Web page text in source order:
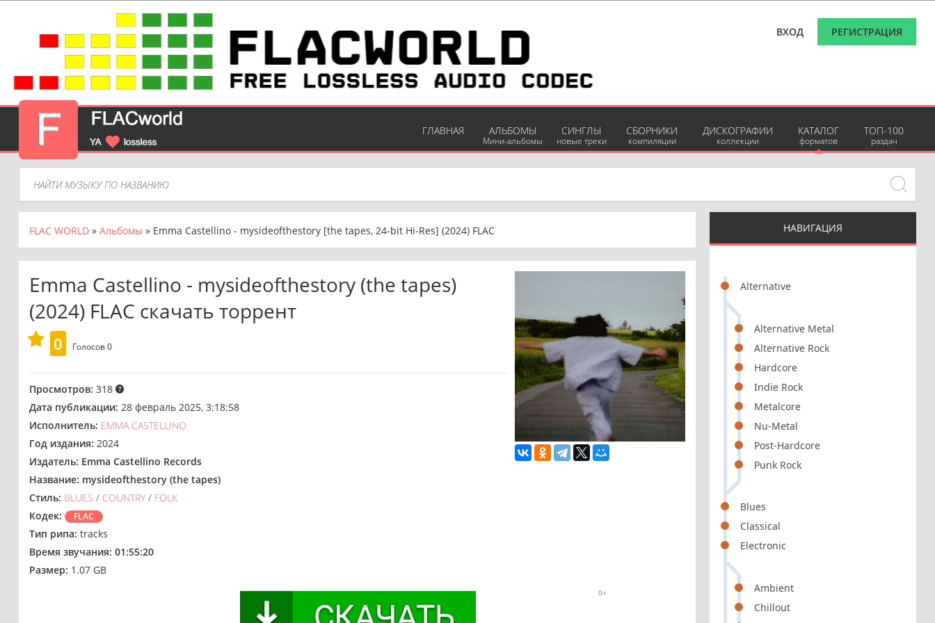
ВХОД РЕГИСТРАЦИЯ
ГЛАВНАЯ АЛЬБОМЫ
Мини-альбомы
СИНГЛЫ
новые треки
СБОРНИКИ
компиляции
ДИСКОГРАФИИ
коллекции
КАТАЛОГ
форматов
ТОП-100
раздач
НАВИГАЦИЯ
Alternative
Alternative Metal
Alternative Rock
Hardcore
Indie Rock
Metalcore
Nu-Metal
Post-Hardcore
Punk Rock
Blues
Classical
Electronic
Ambient
Chillout
FLAC WORLD » Альбомы » Emma Castellino - mysideofthestory [the tapes, 24-bit Hi-Res] (2024) FLAC
Emma Castellino - mysideofthestory (the tapes)
(2024) FLAC скачать торрент
0 Голосов0
Просмотров: 318
Дата публикации: 28 февраль 2025, 3:18:58
Исполнитель: EMMA CASTELLINO
Год издания: 2024
Издатель: Emma Castellino Records
Название: mysideofthestory (the tapes)
Стиль: BLUES / COUNTRY / FOLK
Кодек:
FLAC
Тип рипа: tracks
Время звучания: 01:55:20
Размер: 1.07 GB